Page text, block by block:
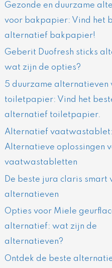
Gezonde en duurzame
voor bakpapier: Vind het
alternatief bakpapier!
Geberit Duofresh sticks
wat zijn de opties?
5 duurzame alternatieven
toiletpapier: Vind het
alternatief toiletpapier.
Alternatief vaatwastablet:
Alternatieve oplossingen
vaatwastabletten
De beste jura claris
alternatieven
Opties voor Miele
alternatief: wat zijn de
alternatieven?
Ontdek de beste